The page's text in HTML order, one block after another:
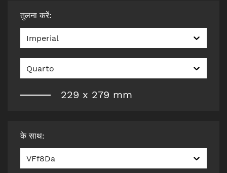
तुलना करें:
Imperial
Quarto
229 x 279 mm
के साथ:
VFf8Da